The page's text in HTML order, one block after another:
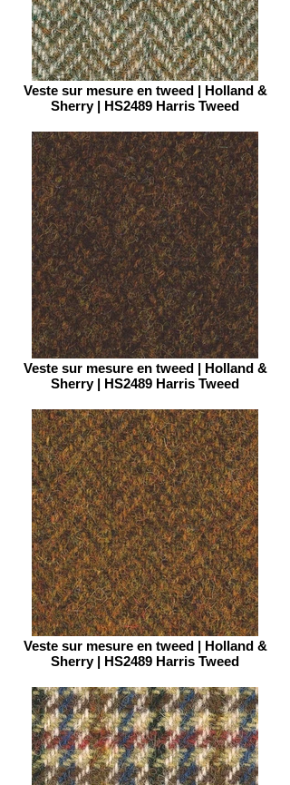
Veste sur mesure en tweed | Holland &
Sherry | HS2489 Harris Tweed
Veste sur mesure en tweed | Holland &
Sherry | HS2489 Harris Tweed
Veste sur mesure en tweed | Holland &
Sherry | HS2489 Harris Tweed